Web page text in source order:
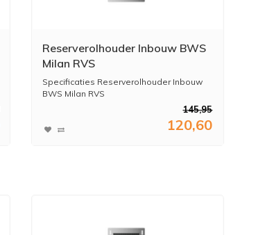
Reserverolhouder Inbouw BWS
Milan RVS
Specificaties Reserverolhouder Inbouw
BWS Milan RVS
* M...
145,95
120,60